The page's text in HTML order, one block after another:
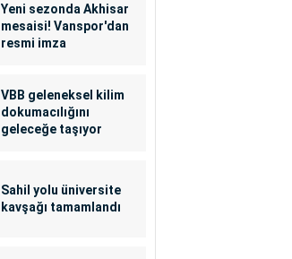
Yeni sezonda Akhisar
mesaisi! Vanspor'dan
resmi imza
VBB geleneksel kilim
dokumacılığını
geleceğe taşıyor
Sahil yolu üniversite
kavşağı tamamlandı